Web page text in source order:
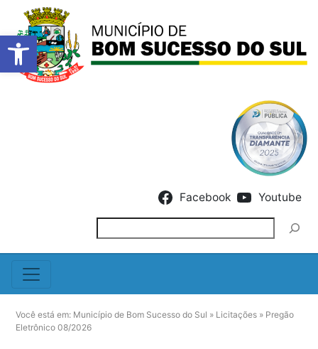
Barra de Ferramentas
Facebook Youtube
Você está em: Município de Bom Sucesso do Sul » Licitações » Pregão
Eletrônico 08/2026